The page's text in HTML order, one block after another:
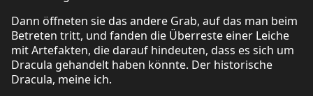
Dann öffneten sie das andere Grab, auf das man beim
Betreten tritt, und fanden die Überreste einer Leiche
mit Artefakten, die darauf hindeuten, dass es sich um
Dracula gehandelt haben könnte. Der historische
Dracula, meine ich.